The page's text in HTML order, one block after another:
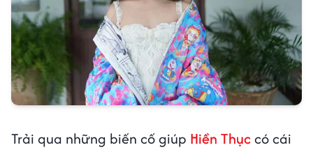
Trải qua những biến cố giúp Hiền Thụccó cái